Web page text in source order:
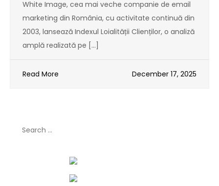
White Image, cea mai veche companie de email
marketing din România, cu activitate continuă din
2003, lansează Indexul Loialității Clienților, o analiză
amplă realizată pe […]
Read More December 17, 2025